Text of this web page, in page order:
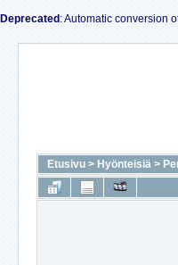
Deprecated : Automatic conversion
Etusivu > Hyönteisiä >